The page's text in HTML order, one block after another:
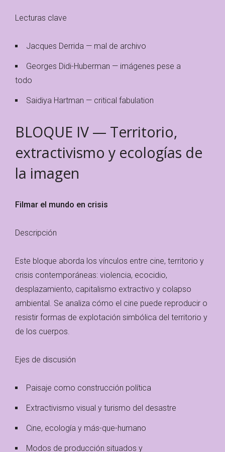
Lecturas clave
Jacques Derrida — mal de archivo
Georges Didi-Huberman — imágenes pese a
todo
Saidiya Hartman — critical fabulation
BLOQUE IV — Territorio,
extractivismo y ecologías de
la imagen
Filmar el mundo en crisis
Descripción
Este bloque aborda los vínculos entre cine, territorio y
crisis contemporáneas: violencia, ecocidio,
desplazamiento, capitalismo extractivo y colapso
ambiental. Se analiza cómo el cine puede reproducir o
resistir formas de explotación simbólica del territorio y
de los cuerpos.
Ejes de discusión
Paisaje como construcción política
Extractivismo visual y turismo del desastre
Cine, ecología y más-que-humano
Modos de producción situados y